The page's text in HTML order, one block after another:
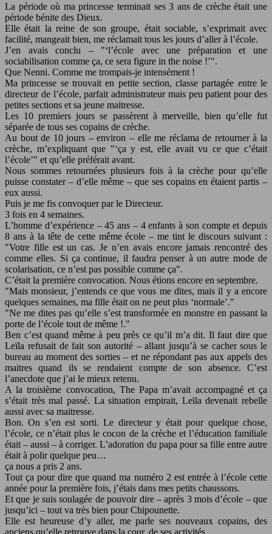
La période où ma princesse terminait ses 3 ans de crèche était une
période bénite des Dieux.
Elle était la reine de son groupe, était sociable, s’exprimait avec
facilité, mangeait bien, me réclamait tous les jours d’aller à l’école.
J’en avais conclu –
‘l’école avec une préparation et une
sociabilisation comme ça, ce sera figure in the noise !’ .
Que Nenni. Comme me trompais-je intensément !
Ma princesse se trouvait en petite section, classe partagée entre le
directeur de l’école, parfait administrateur mais peu patient pour des
petites sections et sa jeune maitresse.
Les 10 premiers jours se passèrent à merveille, bien qu’elle fut
séparée de tous ses copains de crèche.
Au bout de 10 jours – environ – elle me réclama de retourner à la
crèche, m’expliquant que
‘ça y est, elle avait vu ce que c’était
l’école’
et qu’elle préférait avant.
Nous sommes retournées plusieurs fois à la crèche pour qu’elle
puisse constater – d’elle même – que ses copains en étaient partis –
eux aussi.
Puis je me fis convoquer par le Directeur.
3 fois en 4 semaines.
L’homme d’expérience – 45 ans – 4 enfants à son compte et depuis
8 ans à la tête de cette même école – me tint le discours suivant :
Votre fille est un cas. Je n’en avais encore jamais rencontré des
comme elles. Si ça continue, il faudra penser à un autre mode de
scolarisation, ce n’est pas possible comme ça .
C’était la première convocation. Nous étions encore en septembre.
Mais monsieur, j’entends ce que vous me dites, mais il y a encore
quelques semaines, ma fille était on ne peut plus ‘normale’.
Ne me dites pas qu’elle s’est transformée en monstre en passant la
porte de l’école tout de même !.
Ben c’est quand même à peu près ce qu’il m’a dit. Il faut dire que
Leïla refusait de fait son autorité – allant jusqu’à se cacher sous le
bureau au moment des sorties – et ne répondant pas aux appels des
maitres quand ils se rendaient compte de son absence. C’est
l’anecdote que j’ai le mieux retenu.
A la troisième convocation, The Papa m’avait accompagné et ça
s’était très mal passé. La situation empirait, Leïla devenait rebelle
aussi avec sa maitresse.
Bon. On s’en est sorti. Le directeur y était pour quelque chose,
l’école, ce n’était plus le cocon de la crèche et l’éducation familiale
était – aussi – à corriger. L’adoration du papa pour sa fille entre autre
était à polir quelque peu…
ça nous a pris 2 ans.
Tout ça pour dire que quand ma numéro 2 est entrée à l’école cette
année pour la première fois, j’étais dans mes petits chaussons.
Et que je suis soulagée de pouvoir dire – après 3 mois d’école – que
jusqu’ici – tout va très bien pour Chipounette.
Elle est heureuse d’y aller, me parle ses nouveaux copains, des
anciens qu’elle retrouve dans la cour, de ses activités.